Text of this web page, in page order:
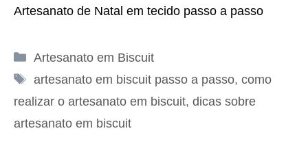
Artesanato de Natal em tecido passo a passo
Categorias
Artesanato em Biscuit
Tags
artesanato em biscuit passo a passo, como
realizar o artesanato em biscuit, dicas sobre
artesanato em biscuit